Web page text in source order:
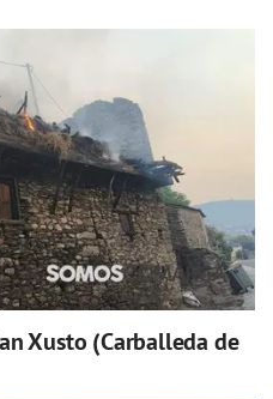
Xusto (Carballeda de